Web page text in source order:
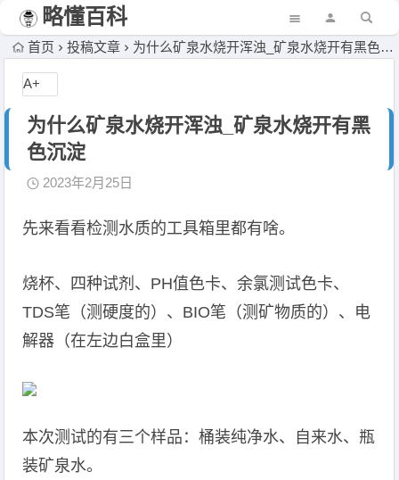
略懂百科
首页 投稿文章 为什么矿泉水烧开浑浊_矿泉水烧开有黑色沉淀
为什么矿泉水烧开浑浊_矿泉水烧开有黑
色沉淀
2023年2月25日
先来看看检测水质的工具箱里都有啥。
烧杯、四种试剂、PH值色卡、余氯测试色卡、
TDS笔（测硬度的）、BIO笔（测矿物质的）、电
解器（在左边白盒里）
本次测试的有三个样品：桶装纯净水、自来水、瓶
装矿泉水。
A+